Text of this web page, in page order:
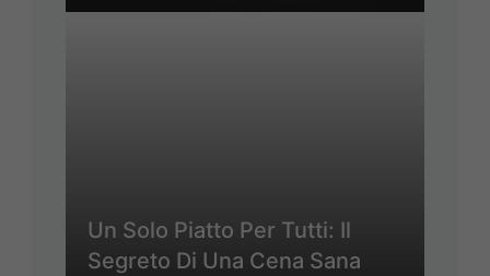
Un Solo Piatto Per Tutti: Il
Segreto Di Una Cena Sana